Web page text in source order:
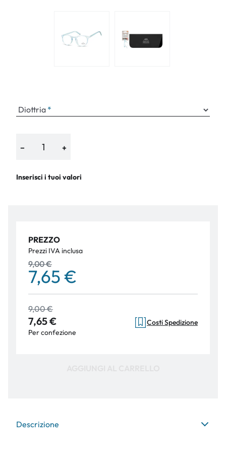
Diottria
− +
Inserisci i tuoi valori
PREZZO
Prezzi IVA inclusa
9,00 €
7,65 €
9,00 €
7,65 €
Per confezione
Costi Spedizione
Descrizione